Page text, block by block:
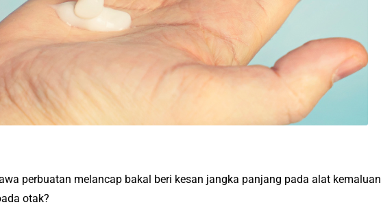
perbuatan melancap bakal beri kesan jangka panjang pada alat
otak?